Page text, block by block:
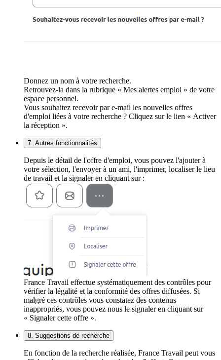
Donnez un nom à votre recherche.
Retrouvez-la dans la rubrique « Mes alertes emploi » de votre
espace personnel.
Vous souhaitez recevoir par e-mail les nouvelles offres
d'emploi liées à votre recherche ? Cliquez sur le lien « Activer
la réception ».
7. Autres fonctionnalités
Depuis le détail de l'offre d'emploi, vous pouvez l'ajouter à
votre sélection, l'envoyer à un ami, l'imprimer, localiser le lieu
de travail et la signaler en cliquant sur :
France Travail effectue systématiquement des contrôles pour
vérifier la légalité et la conformité des offres diffusées. Si
malgré ces contrôles vous constatez des contenus
inappropriés, vous pouvez nous le signaler en cliquant sur
« Signaler cette offre ».
8. Suggestions de recherche
En fonction de la recherche réalisée, France Travail peut vous